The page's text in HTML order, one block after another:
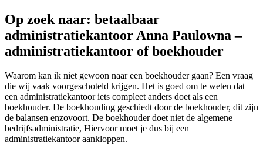
Op zoek naar: betaalbaar
administratiekantoor Anna Paulowna –
administratiekantoor of boekhouder
Waarom kan ik niet gewoon naar een boekhouder gaan? Een vraag
die wij vaak voorgeschoteld krijgen. Het is goed om te weten dat
een administratiekantoor iets compleet anders doet als een
boekhouder. De boekhouding geschiedt door de boekhouder, dit zijn
de balansen enzovoort. De boekhouder doet niet de algemene
bedrijfsadministratie, Hiervoor moet je dus bij een
administratiekantoor aankloppen.